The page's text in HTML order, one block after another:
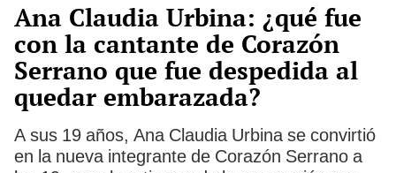
Ana Claudia Urbina: ¿qué fue
con la cantante de Corazón
Serrano que fue despedida al
quedar embarazada?
A sus 19 años, Ana Claudia Urbina se convirtió
en la nueva integrante de Corazón Serrano a